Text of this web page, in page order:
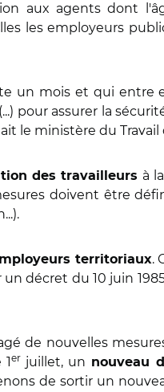
aux agents dont
les employeurs
un mois et qui entre
pour assurer la
le ministère du Travail
des travailleurs à
doivent être
territoriaux.
décret du 10 juin
de nouvelles
1er juillet, un nouveau
de sortir un